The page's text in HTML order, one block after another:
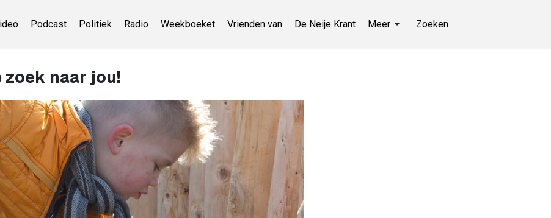
Podcast Politiek Radio Weekboeket Vrienden van De Neije Krant Meer Zoeken
naar jou!